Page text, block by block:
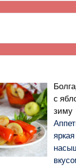
с
зиму